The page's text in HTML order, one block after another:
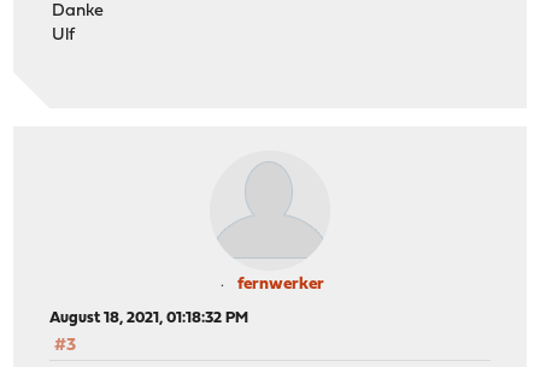
8.7.0.10.in-addr.arpa. 3600 IN PTR
Danke
Ulf
fernwerker
August 18, 2021, 01:18:32 PM
#3